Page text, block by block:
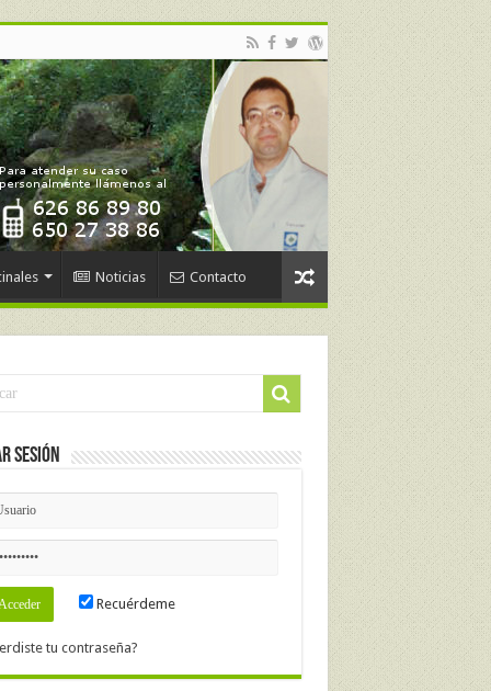
Noticias Contacto
Sesión
Recuérdeme
tu contraseña?